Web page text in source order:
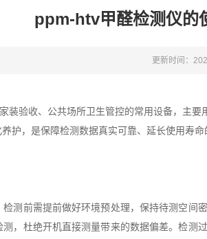
ppm-htv甲醛检测仪的
更新时间：
验收、公共场所卫生管控的常用设备，主要
护，是保障检测数据真实可靠、延长使用寿
前需提前做好环境预处理，保持待测空间
，杜绝开机直接测量带来的数据偏差。检